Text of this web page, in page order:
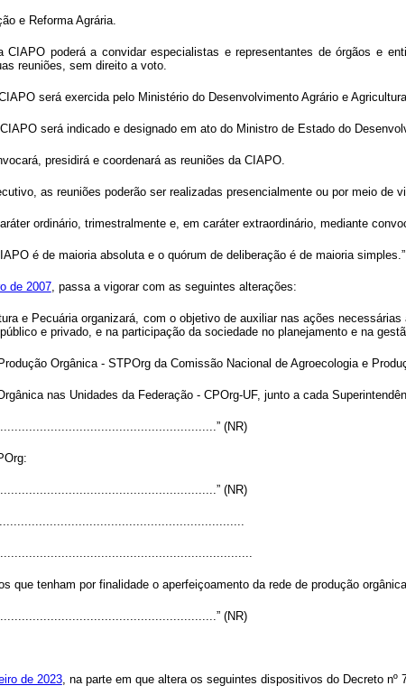
e Reforma Agrária.
CIAPO poderá a convidar especialistas e representantes de órgãos e
reuniões, sem direito a voto.
será exercida pelo Ministério do Desenvolvimento Agrário e
será indicado e designado em ato do Ministro de Estado do
presidirá e coordenará as reuniões da CIAPO.
as reuniões poderão ser realizadas presencialmente ou por meio de
ordinário, trimestralmente e, em caráter extraordinário, mediante
é de maioria absoluta e o quórum de deliberação é de maioria
de 2007, passa a vigorar com as seguintes alterações:
e Pecuária organizará, com o objetivo de auxiliar nas ações
e privado, e na participação da sociedade no planejamento e na
Orgânica - STPOrg da Comissão Nacional de Agroecologia e
nas Unidades da Federação - CPOrg-UF, junto a cada
(NR)
(NR)
que tenham por finalidade o aperfeiçoamento da rede de produção
(NR)
de 2023, na parte em que altera os seguintes dispositivos do Decreto nº